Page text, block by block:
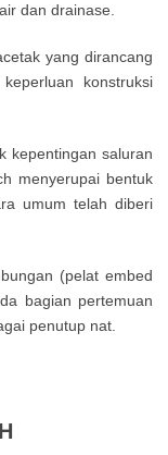
dan drainase.
yang dirancang
konstruksi
kepentingan saluran
menyerupai bentuk
umum telah diberi
(pelat embed
bagian pertemuan
penutup nat.